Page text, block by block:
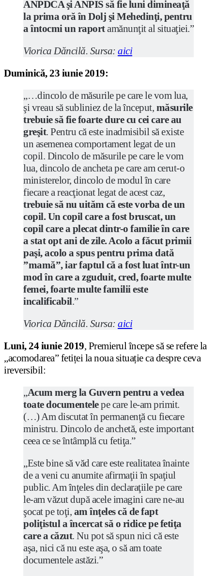
ANPDCA şi ANPIS să fie luni dimineaţă
la prima oră în Dolj şi Mehedinţi, pentru
a întocmi un raportamănunţit al situaţiei.”
Viorica Dăncilă. Sursa: aici
Duminică, 23 iunie 2019:
„…dincolo de măsurile pe care le vom lua,
şi vreau să subliniez de la început, măsurile
trebuie să fie foarte dure cu cei care au
greşit. Pentru că este inadmisibil să existe
un asemenea comportament legat de un
copil. Dincolo de măsurile pe care le vom
lua, dincolo de ancheta pe care am cerut-o
ministerelor, dincolo de modul în care
fiecare a reacţionat legat de acest caz,
trebuie să nu uităm că este vorba de un
copil. Un copil care a fost bruscat, un
copil care a plecat dintr-o familie în care
a stat opt ani de zile. Acolo a făcut primii
paşi, acolo a spus pentru prima dată
”mamă”, iar faptul că a fost luat într-un
mod în care a zguduit, cred, foarte multe
femei, foarte multe familii este
incalificabil.”
Viorica Dăncilă. Sursa: aici
Luni, 24 iunie 2019, Premierul începe să se refere la
„acomodarea” fetiței la noua situație ca despre ceva
ireversibil:
„Acum merg la Guvern pentru a vedea
toate documentelepe care le-am primit.
(…) Am discutat în permanenţă cu fiecare
ministru. Dincolo de anchetă, este important
ceea ce se întâmplă cu fetiţa.”
„Este bine să văd care este realitatea înainte
de a veni cu anumite afirmaţii în spaţiul
public. Am înţeles din declaraţiile pe care
le-am văzut după acele imagini care ne-au
şocat pe toţi, am înţeles că de fapt
poliţistul a încercat să o ridice pe fetiţa
care a căzut. Nu pot să spun nici că este
aşa, nici că nu este aşa, o să am toate
documentele astăzi.”